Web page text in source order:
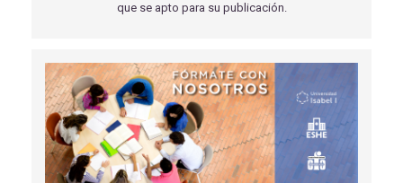
que se apto para su publicación.